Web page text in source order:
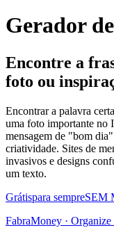
Gerador
Encontre a
foto ou
Encontrar a palavra
uma foto importante no
mensagem de "bom
criatividade. Sites de
invasivos e designs
um texto.
Grátispara sempreSEM
FabraMoney · Organize